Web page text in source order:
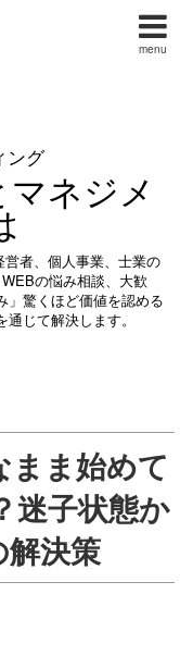
menu
ング
ネジメ
者、個人事業、士業の
の悩み相談、大歓
」驚くほど価値を認める
じて解決します。
まま始めて
迷子状態か
決策